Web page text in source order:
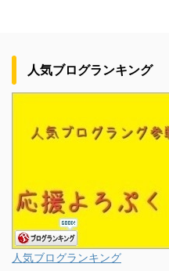
人気ブログランキング
人気ブログランキング